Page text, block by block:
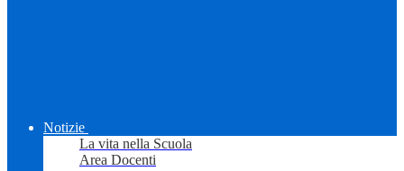
Notizie
La vita nella Scuola
Area Docenti